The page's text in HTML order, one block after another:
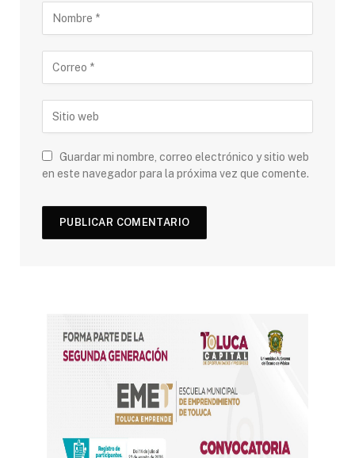
Guardar mi nombre, correo electrónico y sitio web
en este navegador para la próxima vez que comente.